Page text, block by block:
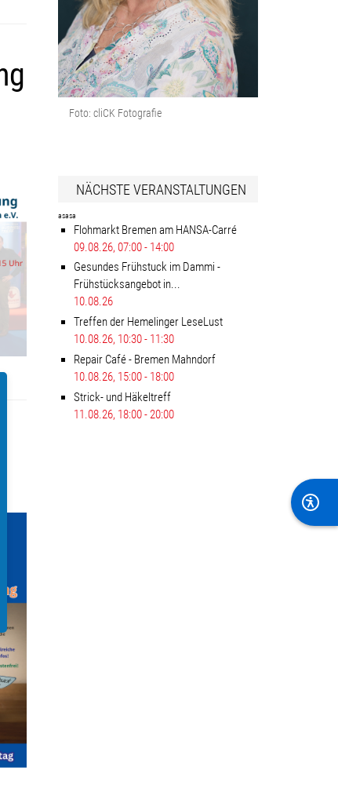
Foto: cliCK Fotografie
NÄCHSTE VERANSTALTUNGEN
Flohmarkt Bremen am HANSA-Carré
09.08.26 , 07:00
14:00
Gesundes Frühstuck im Dammi -
Frühstücksangebot in...
10.08.26
Treffen der Hemelinger LeseLust
10.08.26 , 10:30
11:30
Repair Café - Bremen Mahndorf
10.08.26 , 15:00
18:00
Strick- und Häkeltreff
11.08.26 , 18:00 20:00